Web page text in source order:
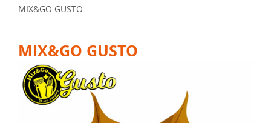
MIX&GO GUSTO
MIX&GO GUSTO